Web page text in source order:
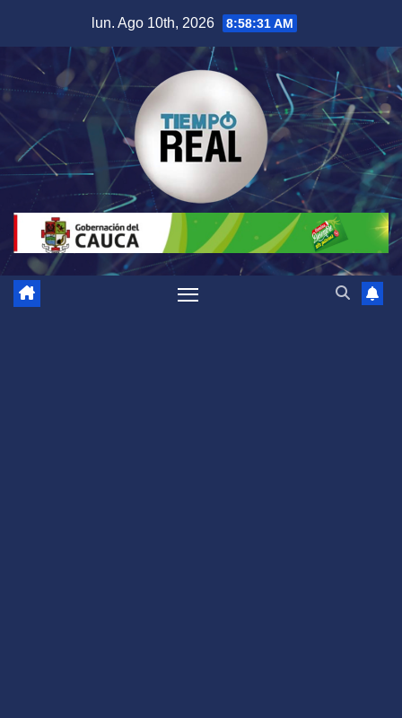
contenido
lun. Ago 10th, 2026 8:58:31 AM